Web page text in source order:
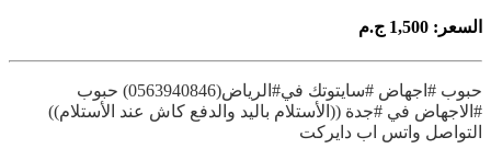
السعر: 1,500 ج.م
حبوب #اجهاض #سايتوتك في#الرياض(0563940846) حبوب
#الاجهاض في #جدة ((الأستلام باليد والدفع كاش عند الأستلام))
التواصل واتس اب دايركت